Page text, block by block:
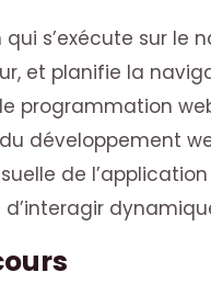
s’exécute sur le
et planifie la
programmation
développement
de